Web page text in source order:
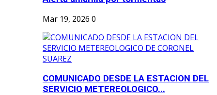
Mar 19, 2026 0
COMUNICADO DESDE LA ESTACION DEL
SERVICIO METEREOLOGICO...